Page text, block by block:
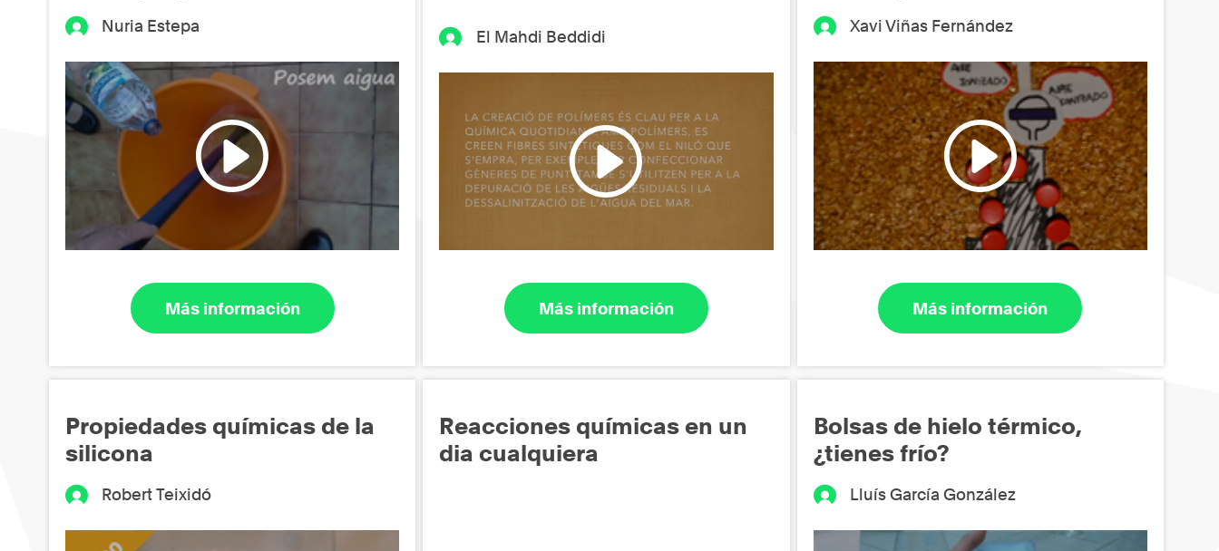
Nuria Estepa
Más información
El Mahdi Beddidi
Más información
Xavi Viñas Fernández
Más información
Propiedades químicas de la
silicona
Robert Teixidó
Reacciones químicas en un
dia cualquiera
Bolsas de hielo térmico,
¿tienes frío?
Lluís García González